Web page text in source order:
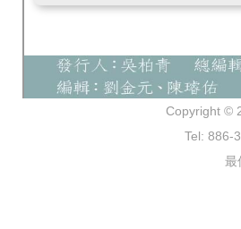
Copyright ©
Tel: 886-
最